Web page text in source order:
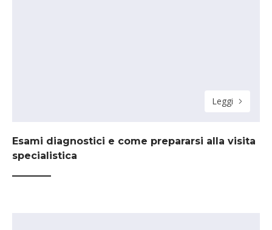
Leggi
Esami diagnostici e come prepararsi alla visita
specialistica